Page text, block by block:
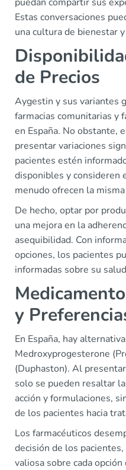
Estas conversaciones
una cultura de bienestar
de Precios
Aygestin y sus variantes
farmacias comunitarias y
en España. No obstante,
presentar variaciones
pacientes estén
disponibles y consideren
menudo ofrecen la
De hecho, optar por
una mejora en la
asequibilidad. Con
opciones, los pacientes
informadas sobre su
y
En España, hay
Medroxyprogesterone
(Duphaston). Al
solo se pueden resaltar
acción y formulaciones,
de los pacientes hacia
Los farmacéuticos
decisión de los
valiosa sobre cada